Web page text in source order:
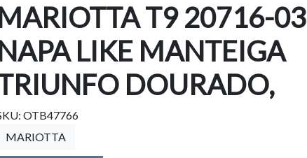
T9 20716-03
LIKE MANTEIGA
DOURADO,
OTB47766
MARIOTTA